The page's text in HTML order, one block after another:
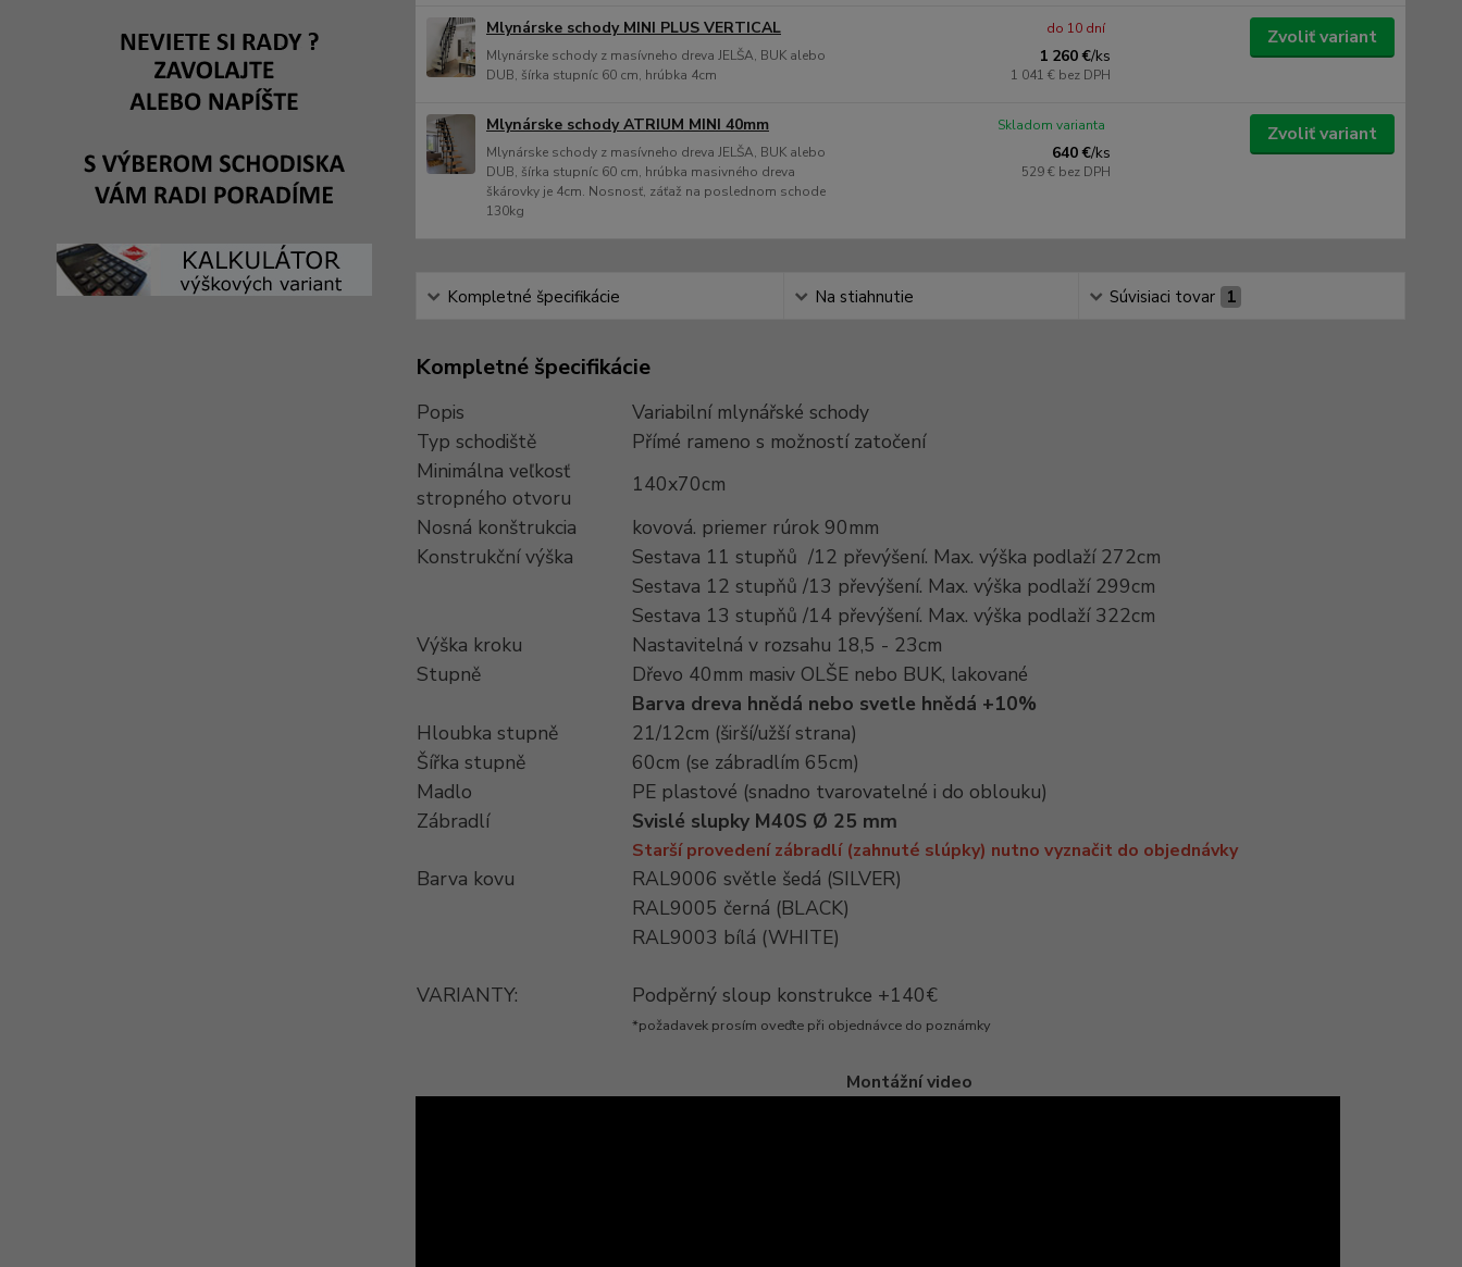
Mlynárske schody MINI PLUS VERTICAL
Mlynárske schody z masívneho dreva JELŠA, BUK alebo
DUB, šírka stupníc 60 cm, hrúbka 4cm
1 260 €/ks
1 041 € bez DPH
do 10 dní Zvoliť variant
Mlynárske schody ATRIUM MINI 40mm
Mlynárske schody z masívneho dreva JELŠA, BUK alebo
DUB, šírka stupníc 60 cm, hrúbka masivného dreva
škárovky je 4cm. Nosnosť, záťaž na poslednom schode
130kg
640 €/ks
529 € bez DPH
Skladom varianta Zvoliť variant
Kompletné špecifikácie Na stiahnutie Súvisiaci tovar 1
Kompletné špecifikácie
Popis
Variabilní mlynářské schody
Typ schodiště
Přímé rameno s možností zatočení
Minimálna veľkosť
stropného otvoru
140x70cm
Nosná konštrukcia
kovová. priemer rúrok 90mm
Konstrukční výška
Sestava 11 stupňů /12 převýšení. Max. výška podlaží 272cm
Sestava 12 stupňů /13 převýšení. Max. výška podlaží 299cm
Sestava 13 stupňů /14 převýšení. Max. výška podlaží 322cm
Výška kroku
Nastavitelná v rozsahu 18,5 - 23cm
Stupně
Dřevo 40mm masiv OLŠE nebo BUK, lakované
Barva dreva hnědá nebo svetle hnědá +10%
Hloubka stupně
21/12cm (širší/užší strana)
Šířka stupně
60cm (se zábradlím 65cm)
Madlo
PE plastové (snadno tvarovatelné i do oblouku)
Zábradlí
Svislé slupky M40S Ø 25 mm
Starší provedení zábradlí (zahnuté slúpky) nutno vyznačit do objednávky
Barva kovu
RAL9006 světle šedá (SILVER)
RAL9005 černá (BLACK)
RAL9003 bílá (WHITE)
VARIANTY: Podpěrný sloup konstrukce +140€
*požadavek prosím oveďte při objednávce do poznámky
Montážní video